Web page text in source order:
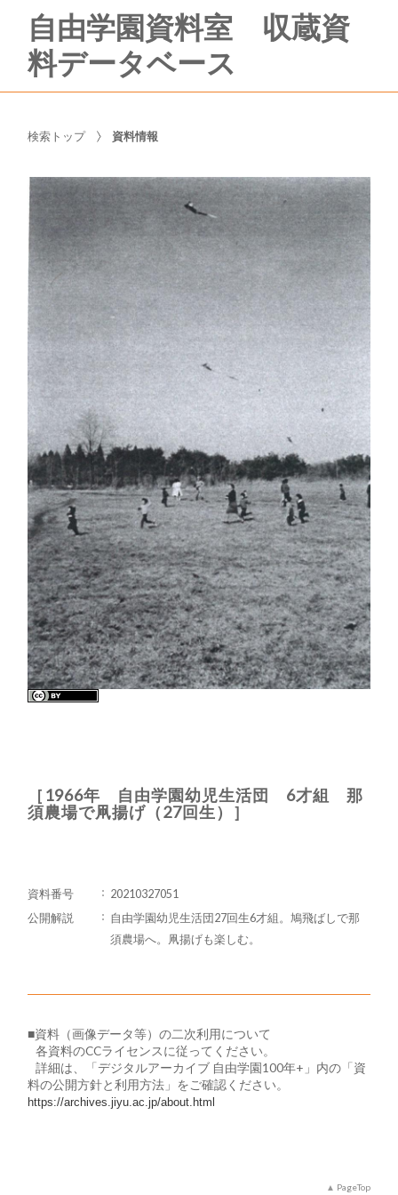
自由学園資料室 収蔵資
料データベース
検索トップ 資料情報
［1966年 自由学園幼児生活団 6才組 那
須農場で凧揚げ（27回生）］
資料番号
20210327051
公開解説
自由学園幼児生活団27回生6才組。鳩飛ばしで那
須農場へ。凧揚げも楽しむ。
■資料（画像データ等）の二次利用について
​ 各資料のCCライセンスに従ってください。
詳細は、「デジタルアーカイブ 自由学園100年+」内の「資
料の公開方針と利用方法」をご確認ください。
https://archives.jiyu.ac.jp/about.html
PageTop